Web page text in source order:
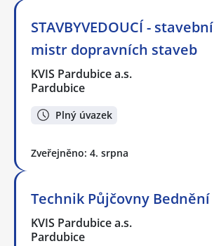
STAVBYVEDOUCÍ - stavební
mistr dopravních staveb
KVIS Pardubice a.s.
Pardubice
Plný úvazek
Zveřejněno: 4. srpna
Technik Půjčovny Bednění
KVIS Pardubice a.s.
Pardubice